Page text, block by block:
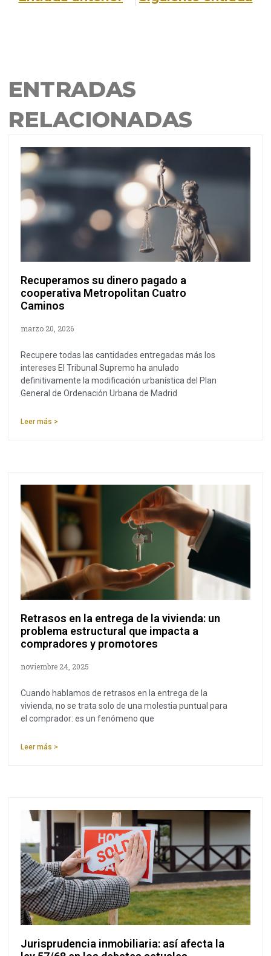
ENTRADAS
RELACIONADAS
Recuperamos su dinero pagado a
cooperativa Metropolitan Cuatro
Caminos
marzo 20, 2026
Recupere todas las cantidades entregadas más los
intereses El Tribunal Supremo ha anulado
definitivamente la modificación urbanística del Plan
General de Ordenación Urbana de Madrid
Leer más >
Retrasos en la entrega de la vivienda: un
problema estructural que impacta a
compradores y promotores
noviembre 24, 2025
Cuando hablamos de retrasos en la entrega de la
vivienda, no se trata solo de una molestia puntual para
el comprador: es un fenómeno que
Leer más >
Jurisprudencia inmobiliaria: así afecta la